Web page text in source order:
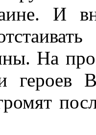
И
На
героев